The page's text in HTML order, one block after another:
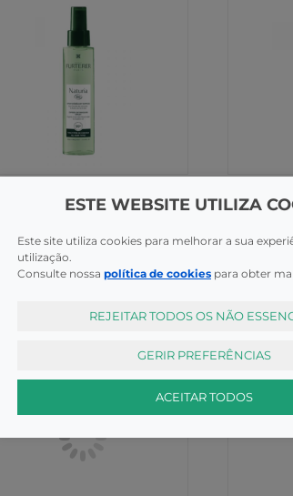
Furterer Naturia Spr
200ml
COMPRAR
Rene
ESTE WEBSITE UTILIZA
Este site utiliza cookies para melhorar a sua
utilização.
Consulte nossa política de cookies para obter
REJEITAR TODOS OS NÃO
GERIR PREFERÊNCIAS
ACEITAR TODOS